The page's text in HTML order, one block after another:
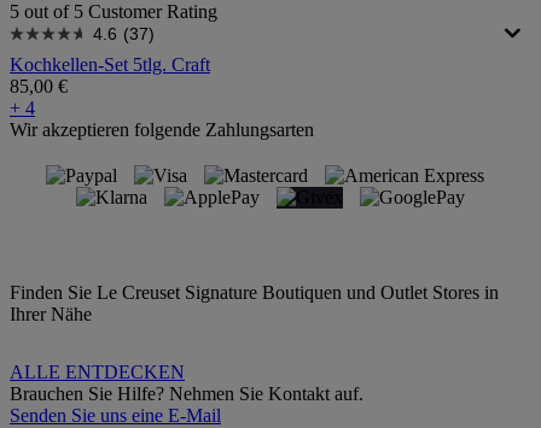
5 out of 5 Customer Rating
4.6 (37)
Kochkellen-Set 5tlg. Craft
85,00 €
+ 4
Wir akzeptieren folgende Zahlungsarten
Finden Sie Le Creuset Signature Boutiquen und Outlet Stores in
Ihrer Nähe
ALLE ENTDECKEN
Brauchen Sie Hilfe? Nehmen Sie Kontakt auf.
Senden Sie uns eine E-Mail